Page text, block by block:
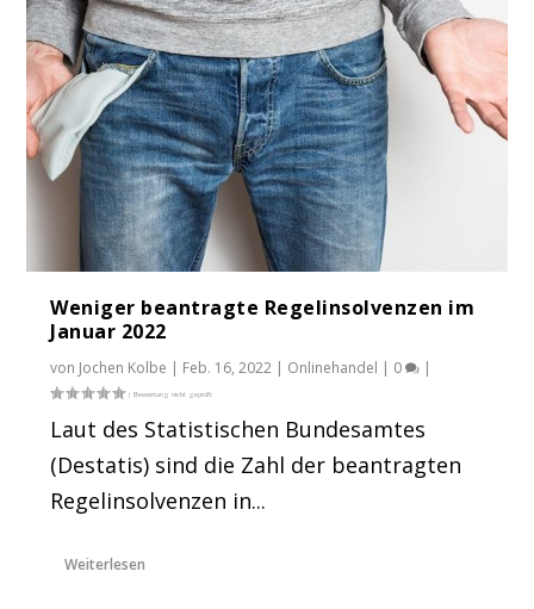
Weniger beantragte Regelinsolvenzen im
Januar 2022
von Jochen Kolbe | Feb. 16, 2022 | Onlinehandel | 0 |
Laut des Statistischen Bundesamtes
(Destatis) sind die Zahl der beantragten
Regelinsolvenzen in...
Weiterlesen